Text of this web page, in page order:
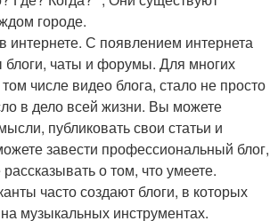
городе.
интернете. С появлением интернета
блоги, чаты и форумы. Для многих
числе видео блога, стало не просто
в дело всей жизни. Вы можете
публиковать свои статьи и
завести профессиональный блог,
о том, что умеете.
часто создают блоги, в которых
музыкальных инструментах.